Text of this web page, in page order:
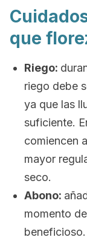
que
Riego:
riego debe
ya que las
suficiente.
comiencen
mayor
seco.
Abono:
momento